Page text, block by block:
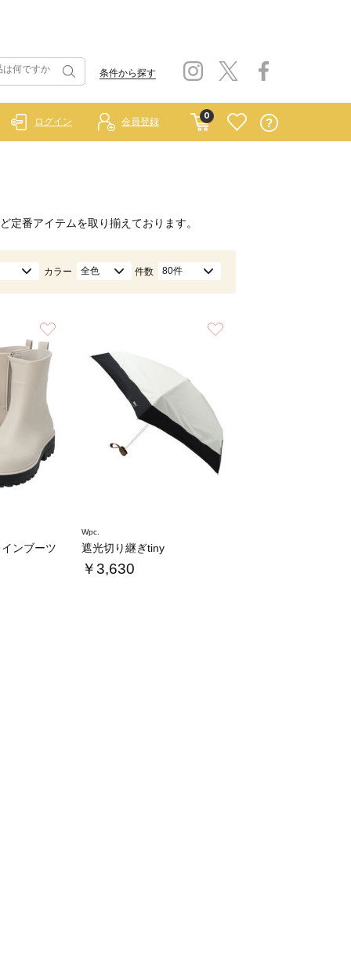
条件から探す
0
ログイン 会員登録
定番アイテムを取り揃えております。
カラー 全色 件数 80件
ンブーツ
Wpc.
遮光切り継ぎtiny
￥3,630